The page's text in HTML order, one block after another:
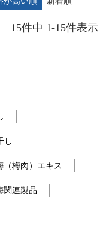
15件中 1-15件表示
し
（梅肉）エキス
関連製品